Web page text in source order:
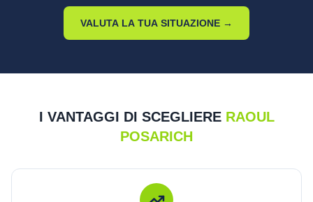
VALUTA LA TUA SITUAZIONE →
I VANTAGGI DI SCEGLIERE RAOUL
POSARICH